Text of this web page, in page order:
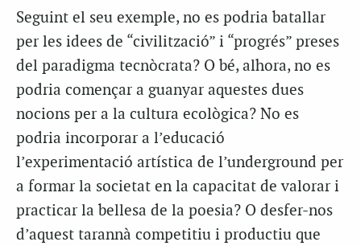
Seguint el seu exemple, no es podria batallar
per les idees de “civilització” i “progrés” preses
del paradigma tecnòcrata? O bé, alhora, no es
podria començar a guanyar aquestes dues
nocions per a la cultura ecològica? No es
podria incorporar a l’educació
l’experimentació artística de l’underground per
a formar la societat en la capacitat de valorar i
practicar la bellesa de la poesia? O desfer-nos
d’aquest tarannà competitiu i productiu que